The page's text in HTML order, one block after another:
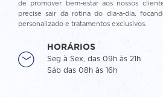
de promover bem-estar aos nossos
precise sair da rotina do dia-a-dia,
personalizado e tratamentos exclusivos.
HORÁRIOS
Seg à Sex, das 09h às 21h
Sáb das 08h às 16h